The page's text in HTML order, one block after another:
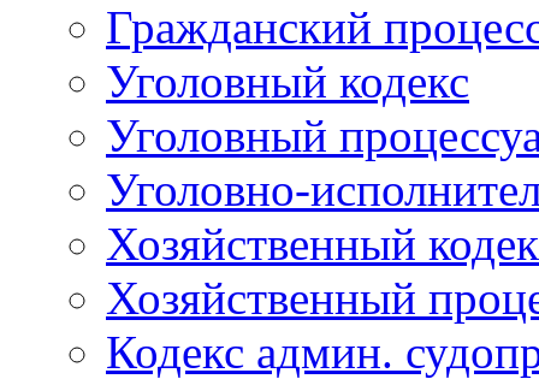
Гражданский
Уголовный кодекс
Уголовный
Уголовно-
Хозяйственный
Хозяйственный
Кодекс админ.